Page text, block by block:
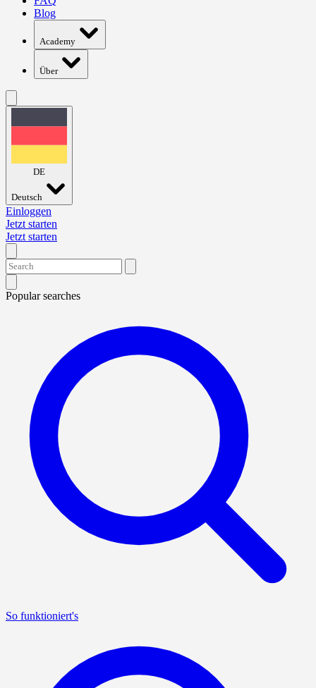
Blog
Academy
Über
DE
Deutsch
Einloggen
Jetzt starten
Jetzt starten
Popular searches
So funktioniert's